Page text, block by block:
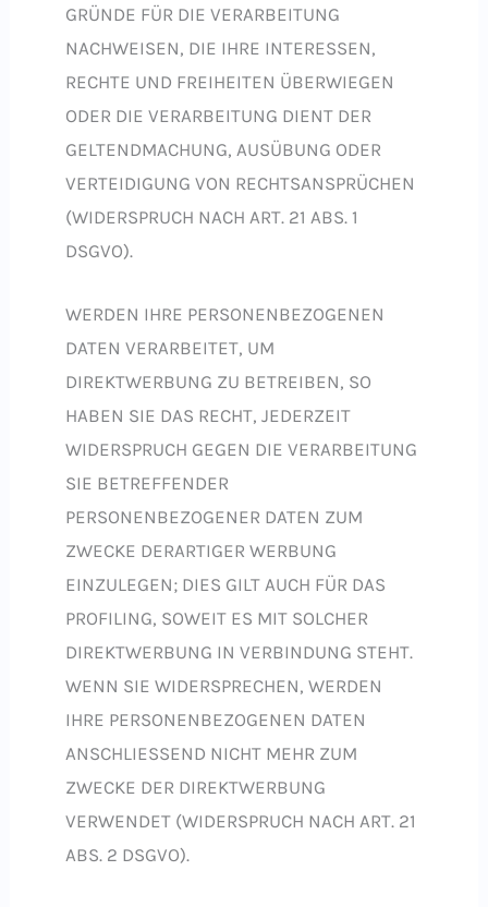
GRÜNDE FÜR DIE VERARBEITUNG
NACHWEISEN, DIE IHRE INTERESSEN,
RECHTE UND FREIHEITEN ÜBERWIEGEN
ODER DIE VERARBEITUNG DIENT DER
GELTENDMACHUNG, AUSÜBUNG ODER
VERTEIDIGUNG VON RECHTSANSPRÜCHEN
(WIDERSPRUCH NACH ART. 21 ABS. 1
DSGVO).
WERDEN IHRE PERSONENBEZOGENEN
DATEN VERARBEITET, UM
DIREKTWERBUNG ZU BETREIBEN, SO
HABEN SIE DAS RECHT, JEDERZEIT
WIDERSPRUCH GEGEN DIE VERARBEITUNG
SIE BETREFFENDER
PERSONENBEZOGENER DATEN ZUM
ZWECKE DERARTIGER WERBUNG
EINZULEGEN; DIES GILT AUCH FÜR DAS
PROFILING, SOWEIT ES MIT SOLCHER
DIREKTWERBUNG IN VERBINDUNG STEHT.
WENN SIE WIDERSPRECHEN, WERDEN
IHRE PERSONENBEZOGENEN DATEN
ANSCHLIESSEND NICHT MEHR ZUM
ZWECKE DER DIREKTWERBUNG
VERWENDET (WIDERSPRUCH NACH ART. 21
ABS. 2 DSGVO).